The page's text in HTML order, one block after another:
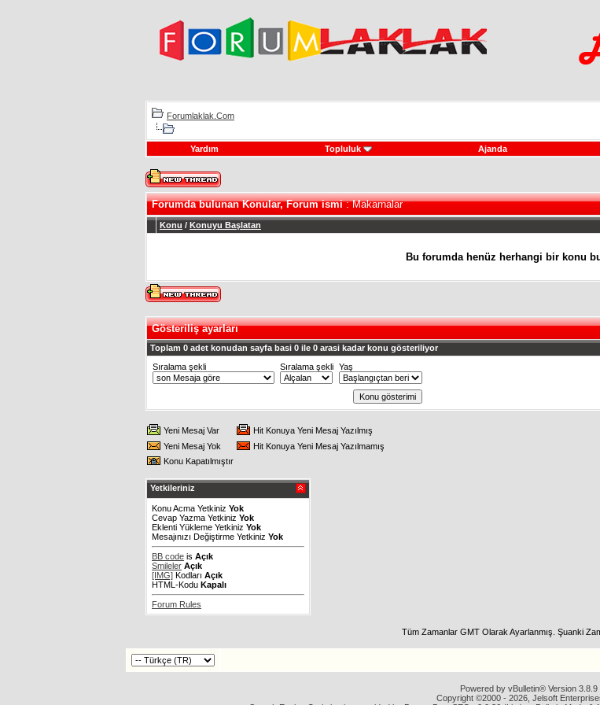
Forumlaklak.Com
Yardım Topluluk Ajanda
Forumda bulunan Konular, Forum ismi: Makarnalar
Konu / Konuyu Başlatan
Bu forumda henüz herhangi bir konu
Gösteriliş ayarları
Toplam 0 adet konudan sayfa basi 0 ile 0 arasi kadar konu gösteriliyor
Sıralama şekli
Sıralama şekli Yaş
Yeni Mesaj Var
Hit Konuya Yeni Mesaj Yazılmış
Yeni Mesaj Yok
Hit Konuya Yeni Mesaj Yazılmamış
Konu Kapatılmıştır
Yetkileriniz
Konu Acma Yetkiniz Yok
Cevap Yazma Yetkiniz Yok
Eklenti Yükleme Yetkiniz Yok
Mesajınızı Değiştirme Yetkiniz Yok
BB code is Açık
Smileler Açık
[IMG] Kodları Açık
HTML-Kodu Kapalı
Forum Rules
Tüm Zamanlar GMT Olarak Ayarlanmış. Şuanki
Powered by vBulletin® Version 3.8.9
Copyright ©2000 - 2026, Jelsoft